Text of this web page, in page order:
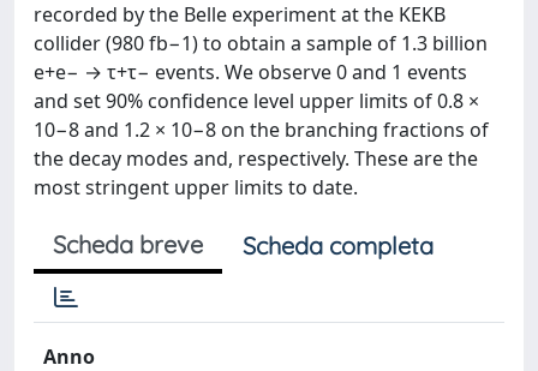
recorded by the Belle experiment at the KEKB
collider (980 fb−1) to obtain a sample of 1.3 billion
e+e− → τ+τ− events. We observe 0 and 1 events
and set 90% confidence level upper limits of 0.8 ×
10−8 and 1.2 × 10−8 on the branching fractions of
the decay modes and, respectively. These are the
most stringent upper limits to date.
Scheda breve Scheda completa
Anno